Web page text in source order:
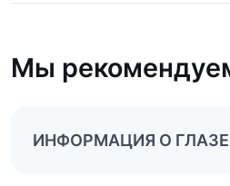
Мы
ИНФОРМАЦИЯ О